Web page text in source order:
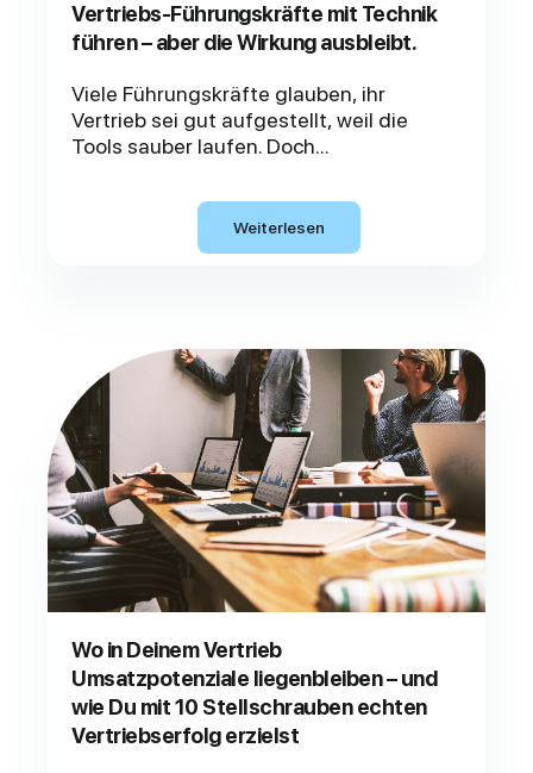
Vertriebs-Führungskräfte mit Technik
führen – aber die Wirkung ausbleibt.
Viele Führungskräfte glauben, ihr
Vertrieb sei gut aufgestellt, weil die
Tools sauber laufen. Doch...
Weiterlesen
Wo in Deinem Vertrieb
Umsatzpotenziale liegenbleiben – und
wie Du mit 10 Stellschrauben echten
Vertriebserfolg erzielst